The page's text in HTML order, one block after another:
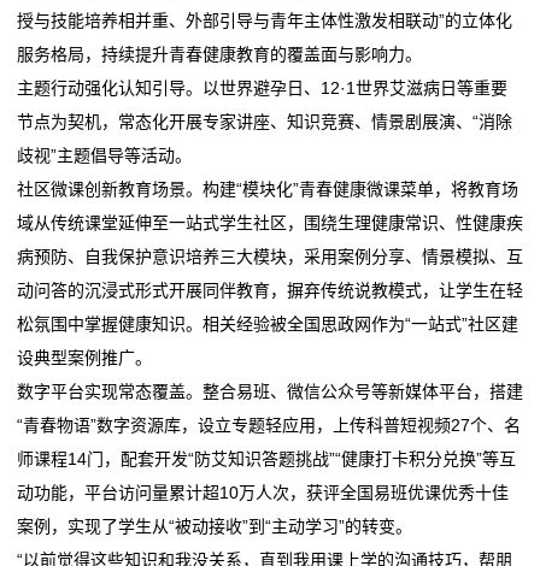
授与技能培养相并重、外部引导与青年主体性激发相联动”的立体化
服务格局，持续提升青春健康教育的覆盖面与影响力。
主题行动强化认知引导。以世界避孕日、12·1世界艾滋病日等重要
节点为契机，常态化开展专家讲座、知识竞赛、情景剧展演、“消除
歧视”主题倡导等活动。
社区微课创新教育场景。构建“模块化”青春健康微课菜单，将教育场
域从传统课堂延伸至一站式学生社区，围绕生理健康常识、性健康疾
病预防、自我保护意识培养三大模块，采用案例分享、情景模拟、互
动问答的沉浸式形式开展同伴教育，摒弃传统说教模式，让学生在轻
松氛围中掌握健康知识。相关经验被全国思政网作为“一站式”社区建
设典型案例推广。
数字平台实现常态覆盖。整合易班、微信公众号等新媒体平台，搭建
“青春物语”数字资源库，设立专题轻应用，上传科普短视频27个、名
师课程14门，配套开发“防艾知识答题挑战”“健康打卡积分兑换”等互
动功能，平台访问量累计超10万人次，获评全国易班优课优秀十佳
案例，实现了学生从“被动接收”到“主动学习”的转变。
“以前觉得这些知识和我没关系，直到我用课上学的沟通技巧，帮朋